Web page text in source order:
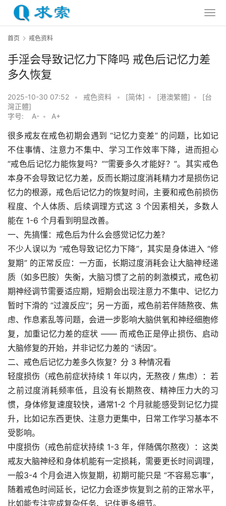
首页 戒色资料
手淫会导致记忆力下降吗 戒色后记忆力差
多久恢复
2025-10-30 07:52 • 戒色资料 • [简体] • [港澳繁體] •
[台
灣正體]
字号:
A- • A+
很多戒友在戒色初期会遇到 “记忆力变差” 的问题，比如记
不住事情、注意力不集中、学习工作效率下降，进而担心
“戒色后记忆力能恢复吗？”“需要多久才能好？”。其实戒色
本身不会导致记忆力差，反而长期过度消耗精力才是损伤记
忆力的根源，戒色后记忆力的恢复时间，主要和戒色前损伤
程度、个人体质、后续调理方式这 3 个因素相关，多数人
能在 1-6 个月看到明显改善。​
一、先搞懂：戒色后为什么会感觉记忆力差？​
不少人误以为 “戒色导致记忆力下降”，其实是身体进入 “修
复期” 的正常反应：一方面，长期过度消耗会让大脑神经递
质（如多巴胺）失衡，大脑习惯了之前的刺激模式，戒色初
期神经调节需要适应期，短期会出现注意力不集中、记忆力
暂时下滑的 “过渡反应”；另一方面，戒色前若伴随熬夜、焦
虑、作息紊乱等问题，会进一步影响大脑供氧和神经细胞修
复，加重记忆力差的症状 —— 而戒色正是停止损伤、启动
大脑修复的开始，并非记忆力差的 “诱因”。​
二、戒色后记忆力差多久恢复？分 3 种情况看​
轻度损伤（戒色前症状持续 1 年以内，无熬夜 / 焦虑）：若
之前过度消耗频率低，且没有长期熬夜、精神压力大的习
惯，身体修复速度较快，通常1-2 个月就能感受到记忆力提
升，比如记东西更快、注意力更集中，日常工作学习基本不
受影响。​
中度损伤（戒色前症状持续 1-3 年，伴随偶尔熬夜）：这类
戒友大脑神经和身体机能有一定损耗，需要更长时间调理，
一般3-4 个月会进入恢复期，初期可能只是 “不容易忘事”，
随着戒色时间延长，记忆力会逐步恢复到之前的正常水平，
比如能专注完成复杂任务、记住更多细节。​